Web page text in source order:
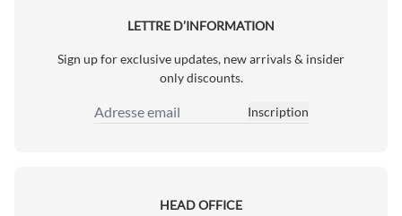
LETTRE D’INFORMATION
Sign up for exclusive updates, new arrivals & insider
only discounts.
Adresse email
Inscription
HEAD OFFICE